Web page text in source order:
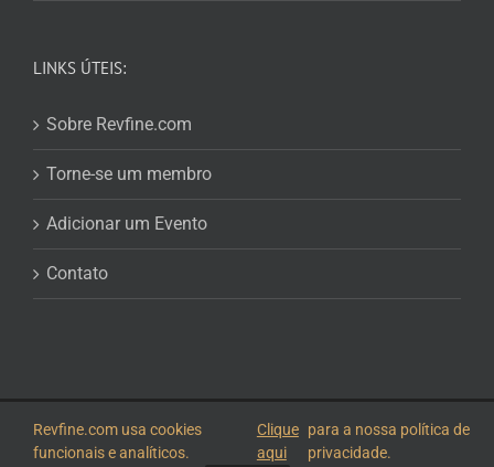
LINKS ÚTEIS:
Sobre Revfine.com
Torne-se um membro
Adicionar um Evento
Contato
© 2026 Revfine.com-Termos e condições de publicidade-Política de
Revfine.com usa cookies
funcionais e analíticos.
Clique
aqui
para a nossa política de
privacidade.